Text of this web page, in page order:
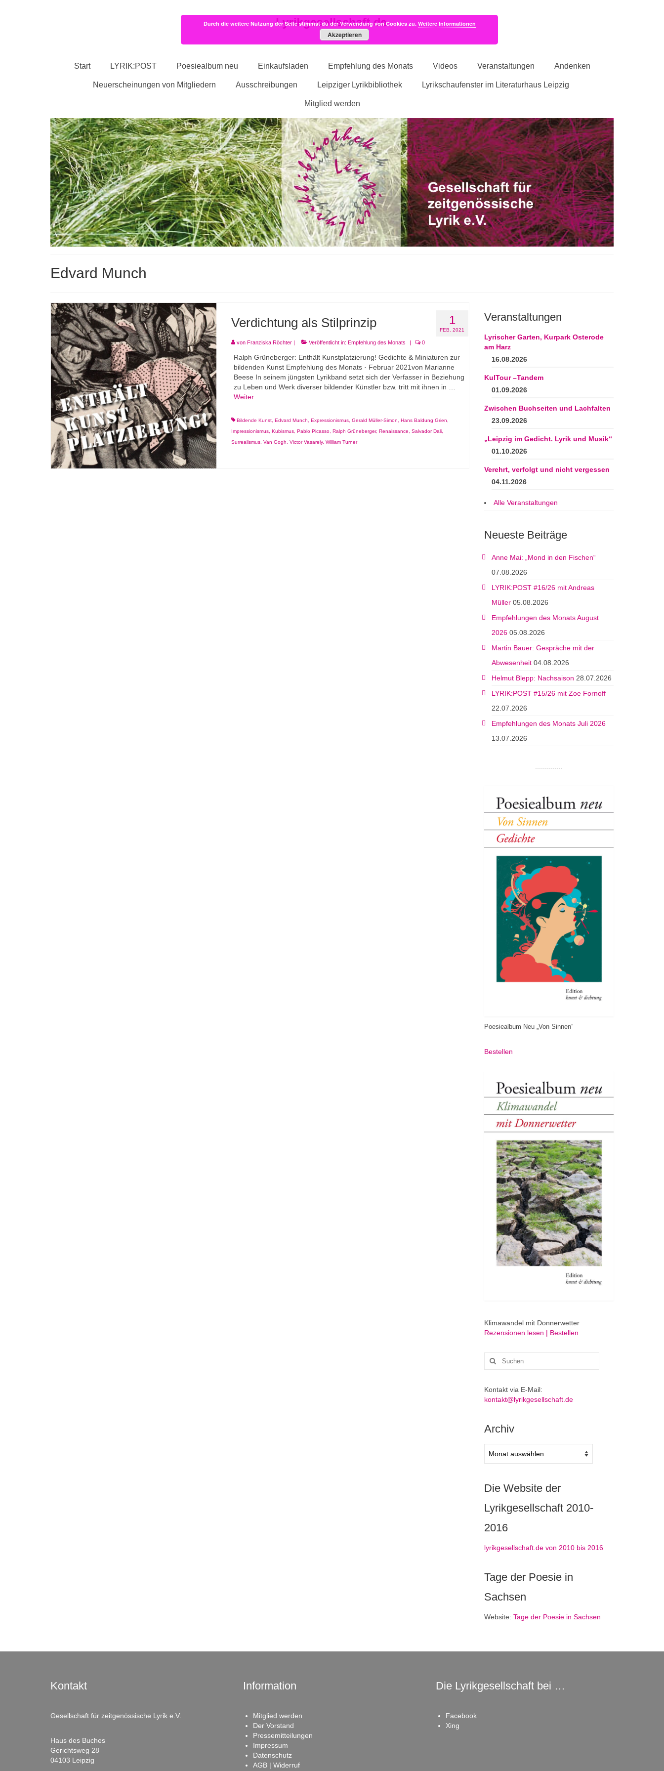
Start LYRIK:POST Poesiealbum neu Einkaufsladen Empfehlung des Monats Videos Veranstaltungen Andenken
Neuerscheinungen von Mitgliedern Ausschreibungen Leipziger Lyrikbibliothek Lyrikschaufenster im Literaturhaus Leipzig
Mitglied werden
Edvard Munch
1
FEB. 2021
Verdichtung als Stilprinzip
von Franziska Röchter| Veröffentlicht in: Empfehlung des Monats | 0
Ralph Grüneberger: Enthält Kunstplatzierung! Gedichte & Miniaturen zur
bildenden Kunst Empfehlung des Monats · Februar 2021von Marianne
Beese In seinem jüngsten Lyrikband setzt sich der Verfasser in Beziehung
zu Leben und Werk diverser bildender Künstler bzw. tritt mit ihnen in …
Weiter
Bildende Kunst, Edvard Munch Expressionismus, Gerald Müller-Simon Hans Baldung Grien
Impressionismus, Kubismus, Pablo Picasso, Ralph Grüneberger, Renaissance Salvador Dali,
Surrealismus, Van Gogh Victor Vasarely, William Turner
Veranstaltungen
Lyrischer Garten, Kurpark Osterode
am Harz
16.08.2026
KulTour –Tandem
01.09.2026
Zwischen Buchseiten und Lachfalten
23.09.2026
„Leipzig im Gedicht. Lyrik und Musik“
01.10.2026
Verehrt, verfolgt und nicht vergessen
04.11.2026
Alle Veranstaltungen
Neueste Beiträge
Anne Mai: „Mond in den Fischen“
07.08.2026
LYRIK:POST #16/26 mit Andreas
Müller 05.08.2026
Empfehlungen des Monats August
2026 05.08.2026
Martin Bauer: Gespräche mit der
Abwesenheit 04.08.2026
Helmut Blepp: Nachsaison 28.07.2026
LYRIK:POST #15/26 mit Zoe Fornoff
22.07.2026
Empfehlungen des Monats Juli 2026
13.07.2026
Poesiealbum Neu „Von Sinnen”
Bestellen
Klimawandel mit Donnerwetter
Rezensionen lesen | Bestellen
Suchen
nach:
Kontakt via E-Mail:
kontakt@lyrikgesellschaft.de
Archiv
Die Website der
Lyrikgesellschaft 2010-
2016
lyrikgesellschaft.de von 2010 bis 2016
Tage der Poesie in
Sachsen
Website: Tage der Poesie in Sachsen
Kontakt
Gesellschaft für zeitgenössische Lyrik e.V.
Haus des Buches
Gerichtsweg 28
04103 Leipzig
Information
Mitglied werden
Der Vorstand
Pressemitteilungen
Impressum
Datenschutz
AGB | Widerruf
Die Lyrikgesellschaft bei …
Facebook
Xing
Durch die weitere Nutzung der Seite stimmst du der Verwendung von Cookies zu. Weitere Informationen
Akzeptieren